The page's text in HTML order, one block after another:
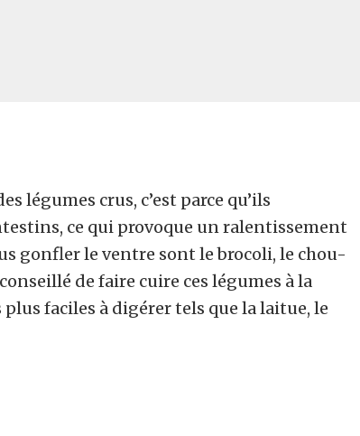
légumes crus, c’est parce qu’ils
ce qui provoque un ralentissement
gonfler le ventre sont le brocoli, le chou-
de faire cuire ces légumes à la
faciles à digérer tels que la laitue, le